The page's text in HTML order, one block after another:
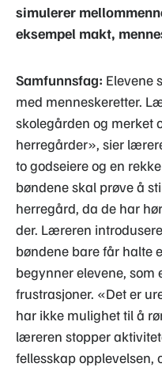
simulerer
eksempel makt,
Samfunnsfag: Elevene
med menneskeretter.
skolegården og merket
herregårder», sier
to godseiere og en
bøndene skal prøve å
herregård, da de har
der. Læreren
bøndene bare får halte
begynner elevene, som
frustrasjoner. «Det er
har ikke mulighet til å
læreren stopper
fellesskap opplevelsen,